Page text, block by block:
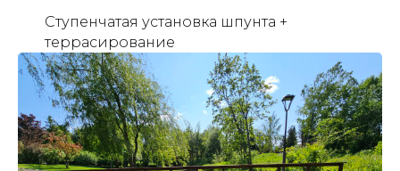
Ступенчатая установка шпунта +
террасирование